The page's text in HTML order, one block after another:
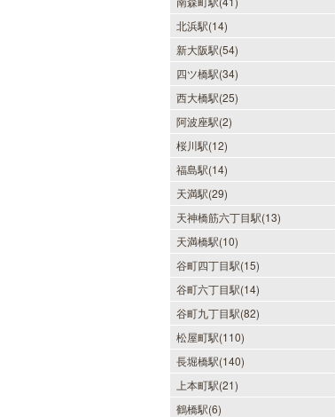
北浜駅(14)
新大阪駅(54)
四ツ橋駅(34)
西大橋駅(25)
阿波座駅(2)
桜川駅(12)
福島駅(14)
天満駅(29)
天神橋筋六丁目駅(13)
天満橋駅(10)
谷町四丁目駅(15)
谷町六丁目駅(14)
谷町九丁目駅(82)
松屋町駅(110)
長堀橋駅(140)
上本町駅(21)
鶴橋駅(6)